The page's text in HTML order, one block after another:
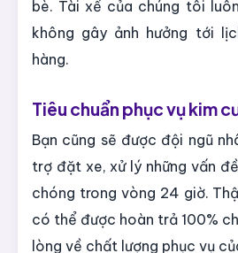
bè. Tài xế của chúng tôi
không gây ảnh hưởng tới
hàng.
Tiêu chuẩn phục vụ kim
Bạn cũng sẽ được đội ngũ
trợ đặt xe, xử lý những vấn
chóng trong vòng 24 giờ.
có thể được hoàn trả 100%
lòng về chất lượng phục vụ